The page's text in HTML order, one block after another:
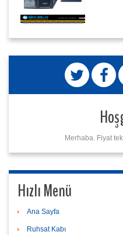
Merhaba. Fiyat
Hızlı Menü
Ana Sayfa
Ruhsat Kabı